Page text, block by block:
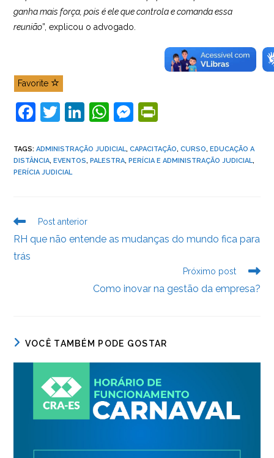
ganha mais força, pois é ele que controla e comanda essa
reunião”, explicou o advogado.
Favorite
F
c
e
o
k
T
itt
er
Li
k
e
W
at
s
M
ss
e
er
tF
ri
y
TAGS:ADMINISTRAÇÃO JUDICIAL, CAPACITAÇÃO, CURSO, EDUCAÇÃO A
DISTÂNCIA, EVENTOS, PALESTRA, PERÍCIA E ADMINISTRAÇÃO JUDICIAL,
PERÍCIA JUDICIAL
Leia
artigos
Post anterior
RH que não entende as mudanças do mundo fica para
trás
Próximo post
Como inovar na gestão da empresa?
VOCÊ TAMBÉM PODE GOSTAR